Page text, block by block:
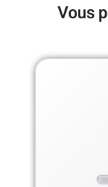
Vous